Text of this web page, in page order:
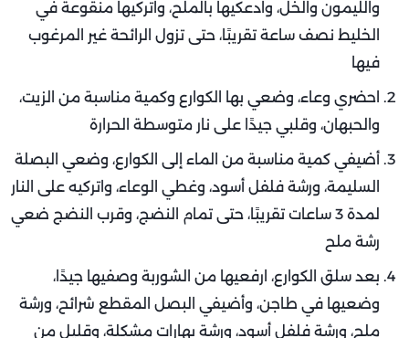
والليمون والخل، وادعكيها بالملح، واتركيها منقوعة في
الخليط نصف ساعة تقريبًا، حتى تزول الرائحة غير المرغوب
فيها
احضري وعاء، وضعي بها الكوارع وكمية مناسبة من الزيت،
والحبهان، وقلبي جيدًا على نار متوسطة الحرارة
أضيفي كمية مناسبة من الماء إلى الكوارع، وضعي البصلة
السليمة، ورشة فلفل أسود، وغطي الوعاء، واتركيه على النار
لمدة 3 ساعات تقريبًا، حتى تمام النضج، وقرب النضج ضعي
رشة ملح
بعد سلق الكوارع، ارفعيها من الشوربة وصفيها جيدًا،
وضعيها في طاجن، وأضيفي البصل المقطع شرائح، ورشة
ملح، ورشة فلفل أسود، ورشة بهارات مشكلة، وقليل من